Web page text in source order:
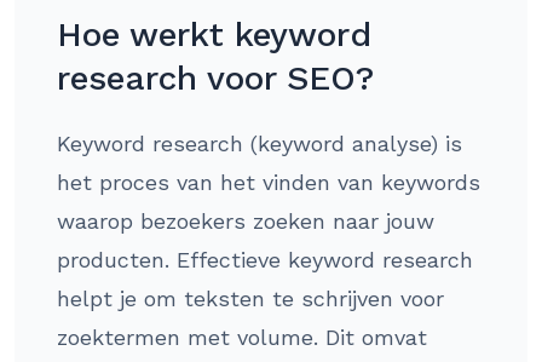
Hoe werkt keyword
research voor SEO?
Keyword research (keyword analyse) is
het proces van het vinden van keywords
waarop bezoekers zoeken naar jouw
producten. Effectieve keyword research
helpt je om teksten te schrijven voor
zoektermen met volume. Dit omvat